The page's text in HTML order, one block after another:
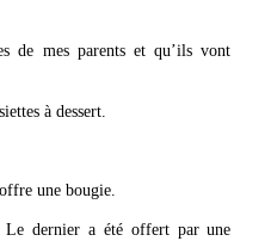
de mes parents et qu’ils vont
à dessert.
une bougie.
dernier a été offert par une